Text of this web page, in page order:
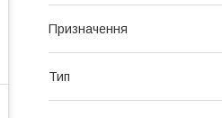
Призначення
Тип